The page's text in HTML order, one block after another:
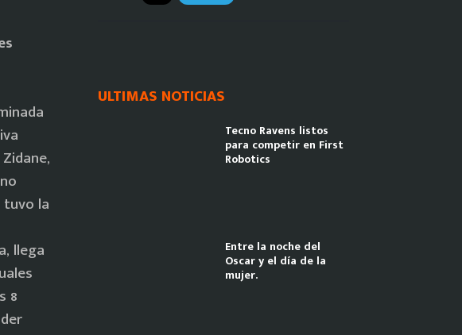
tuvo la
llega
8
ULTIMAS NOTICIAS
Tecno Ravens listos
para competir en First
Robotics
Entre la noche del
Oscar y el día de la
mujer.